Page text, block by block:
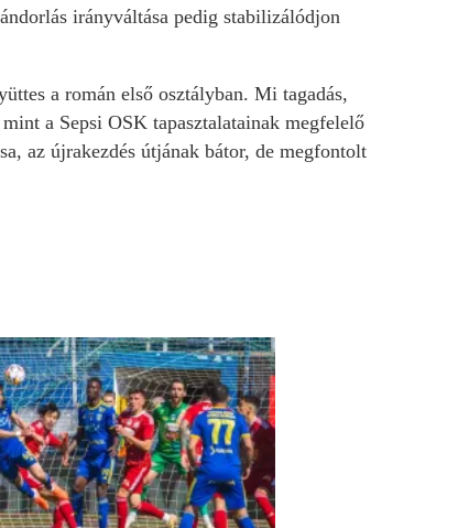
irányváltása pedig stabilizálódjon
a román első osztályban. Mi tagadás,
a Sepsi OSK tapasztalatainak megfelelő
az újrakezdés útjának bátor, de megfontolt